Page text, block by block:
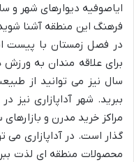
ایاصوفیه دیوارهای شهر و
فرهنگ این منطقه آشنا
در فصل زمستان با پیست
برای علاقه مندان به
سال نیز می توانید از
ببرید. شهر آداپازاری نیز
مراکز خرید مدرن و
گذار است. در آداپازاری می
محصولات منطقه ای لذت